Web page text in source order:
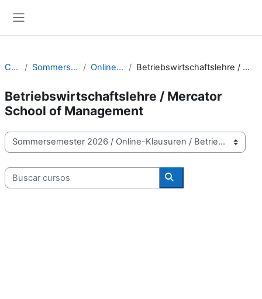
Cursos Sommersemester 2026 Online-Klausuren Betriebswirtschaftslehre / Mercator School of Management
Betriebswirtschaftslehre / Mercator
School of Management
Categorías
Buscar cursos
Buscar cursos